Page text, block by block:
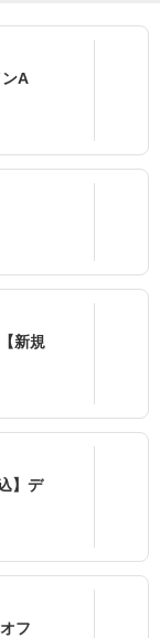
ンA
新規
】デ
フ